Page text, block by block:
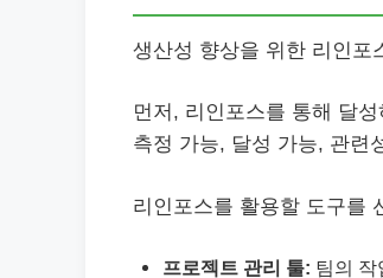
생산성 향상을 위한 리인포
먼저, 리인포스를 통해 달
측정 가능, 달성 가능, 관련
리인포스를 활용할 도구를
프로젝트 관리 툴: 팀의 작